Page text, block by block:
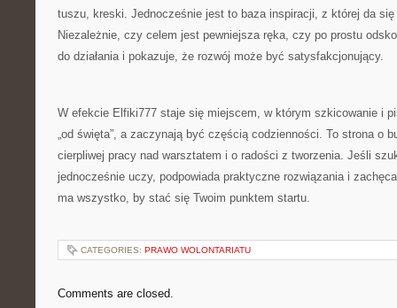
tuszu, kreski. Jednocześnie jest to baza inspiracji, z której da
Niezależnie, czy celem jest pewniejsza ręka, czy po prostu
do działania i pokazuje, że rozwój może być satysfakcjonujący.
W efekcie Elfiki777 staje się miejscem, w którym szkicowanie i
„od święta”, a zaczynają być częścią codzienności. To strona o
cierpliwej pracy nad warsztatem i o radości z tworzenia. Jeśli
jednocześnie uczy, podpowiada praktyczne rozwiązania i
ma wszystko, by stać się Twoim punktem startu.
CATEGORIES: PRAWO WOLONTARIATU
Comments are closed.